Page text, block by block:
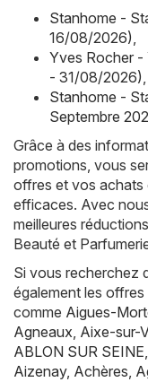
Stanhome -
16/08/2026),
Yves Rocher
- 31/08/2026),
Stanhome -
Septembre
Grâce à des
promotions, vous
offres et vos achats
efficaces. Avec
meilleures
Beauté et
Si vous recherchez
également les
comme Aigues-
Agneaux, Aixe-sur-
ABLON SUR SEINE,
Aizenay, Achères,